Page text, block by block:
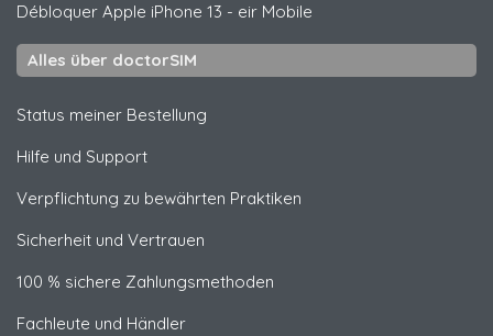
Débloquer Apple iPhone 13 - eir Mobile
Alles über doctorSIM
Status meiner Bestellung
Hilfe und Support
Verpflichtung zu bewährten Praktiken
Sicherheit und Vertrauen
100 % sichere Zahlungsmethoden
Fachleute und Händler